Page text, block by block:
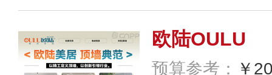
预算参考：
招商电话：